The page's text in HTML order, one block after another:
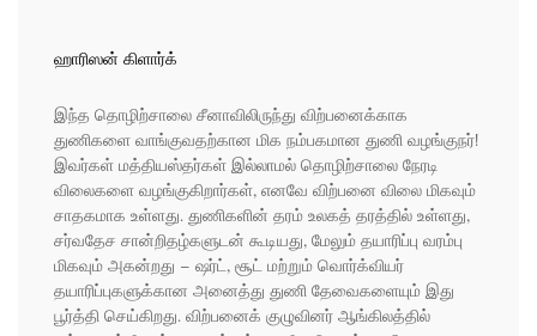
ஹாரிஸன் கிளார்க்
இந்த தொழிற்சாலை சீனாவிலிருந்து விற்பனைக்காக
துணிகளை வாங்குவதற்கான மிக நம்பகமான துணி வழங்குநர்!
இவர்கள் மத்தியஸ்தர்கள் இல்லாமல் தொழிற்சாலை நேரடி
விலைகளை வழங்குகிறார்கள், எனவே விற்பனை விலை மிகவும்
சாதகமாக உள்ளது. துணிகளின் தரம் உலகத் தரத்தில் உள்ளது,
சர்வதேச சான்றிதழ்களுடன் கூடியது, மேலும் தயாரிப்பு வரம்பு
மிகவும் அகன்றது – ஷர்ட், சூட் மற்றும் வொர்க்வியர்
தயாரிப்புகளுக்கான அனைத்து துணி தேவைகளையும் இது
பூர்த்தி செய்கிறது. விற்பனைக் குழுவினர் ஆங்கிலத்தில்